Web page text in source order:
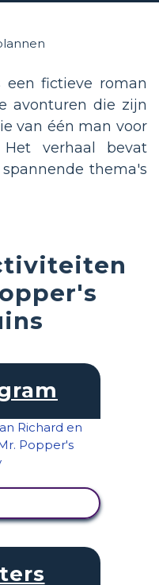
een fictieve roman
avonturen die zijn
van één man voor
verhaal bevat
thema's